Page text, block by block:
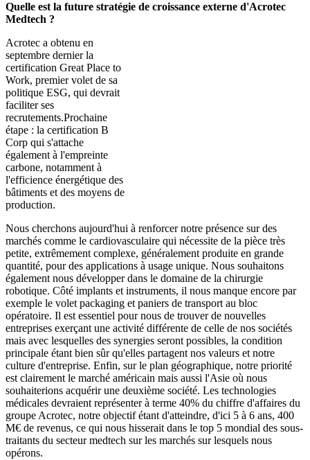
Quelle est la future stratégie de croissance externe d'Acrotec
Medtech ?
Acrotec a obtenu en
septembre dernier la
certification Great Place to
Work, premier volet de sa
politique ESG, qui devrait
faciliter ses
recrutements.Prochaine
étape : la certification B
Corp qui s'attache
également à l'empreinte
carbone, notamment à
l'efficience énergétique des
bâtiments et des moyens de
production.
Nous cherchons aujourd'hui à renforcer notre présence sur des
marchés comme le cardiovasculaire qui nécessite de la pièce très
petite, extrêmement complexe, généralement produite en grande
quantité, pour des applications à usage unique. Nous souhaitons
également nous développer dans le domaine de la chirurgie
robotique. Côté implants et instruments, il nous manque encore par
exemple le volet packaging et paniers de transport au bloc
opératoire. Il est essentiel pour nous de trouver de nouvelles
entreprises exerçant une activité différente de celle de nos sociétés
mais avec lesquelles des synergies seront possibles, la condition
principale étant bien sûr qu'elles partagent nos valeurs et notre
culture d'entreprise. Enfin, sur le plan géographique, notre priorité
est clairement le marché américain mais aussi l'Asie où nous
souhaiterions acquérir une deuxième société. Les technologies
médicales devraient représenter à terme 40% du chiffre d'affaires du
groupe Acrotec, notre objectif étant d'atteindre, d'ici 5 à 6 ans, 400
M€ de revenus, ce qui nous hisserait dans le top 5 mondial des sous-
traitants du secteur medtech sur les marchés sur lesquels nous
opérons.